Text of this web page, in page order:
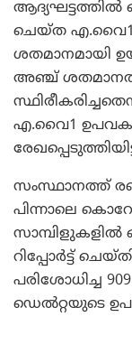
ആദ്യഘട്ടത്തില്‍
ചെയ്ത എ.വൈ1
ശതമാനമായി
അഞ്ച്
എ.വൈ1
സംസ്ഥാനത്ത്
പിന്നാലെ
സാമ്പിളുകളില്‍
റിപ്പോര്‍ട്ട്
പരിശോധിച്ച
ഡെല്‍റ്റയുടെ